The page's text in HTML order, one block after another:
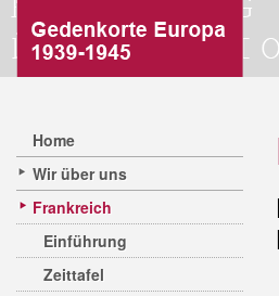
Home
Wir über uns
Frankreich
Einführung
Zeittafel